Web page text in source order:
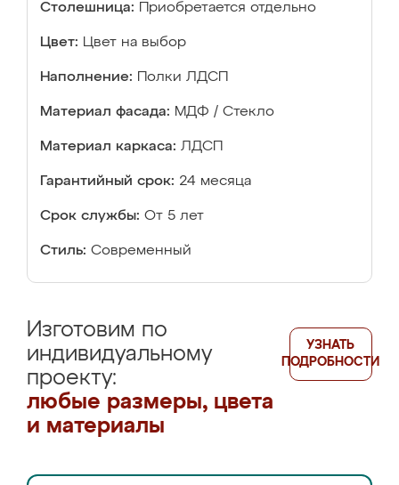
Столешница: Приобретается отдельно
Цвет: Цвет на выбор
Наполнение: Полки ЛДСП
Материал фасада: МДФ / Стекло
Материал каркаса: ЛДСП
Гарантийный срок: 24 месяца
Срок службы: От 5 лет
Стиль: Современный
Изготовим по
индивидуальному
проекту:
любые размеры, цвета
и материалы
УЗНАТЬ
ПОДРОБНОСТИ